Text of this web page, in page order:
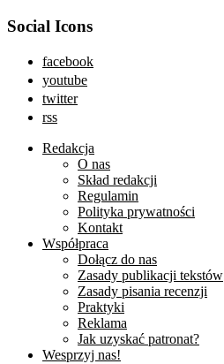
Social Icons
facebook
youtube
twitter
rss
Redakcja
O nas
Skład redakcji
Regulamin
Polityka prywatności
Kontakt
Współpraca
Dołącz do nas
Zasady publikacji tekstów
Zasady pisania recenzji
Praktyki
Reklama
Jak uzyskać patronat?
Wesprzyj nas!